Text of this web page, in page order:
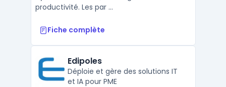
productivité. Les par ...
Fiche complète
Edipoles
Déploie et gère des solutions IT
et IA pour PME